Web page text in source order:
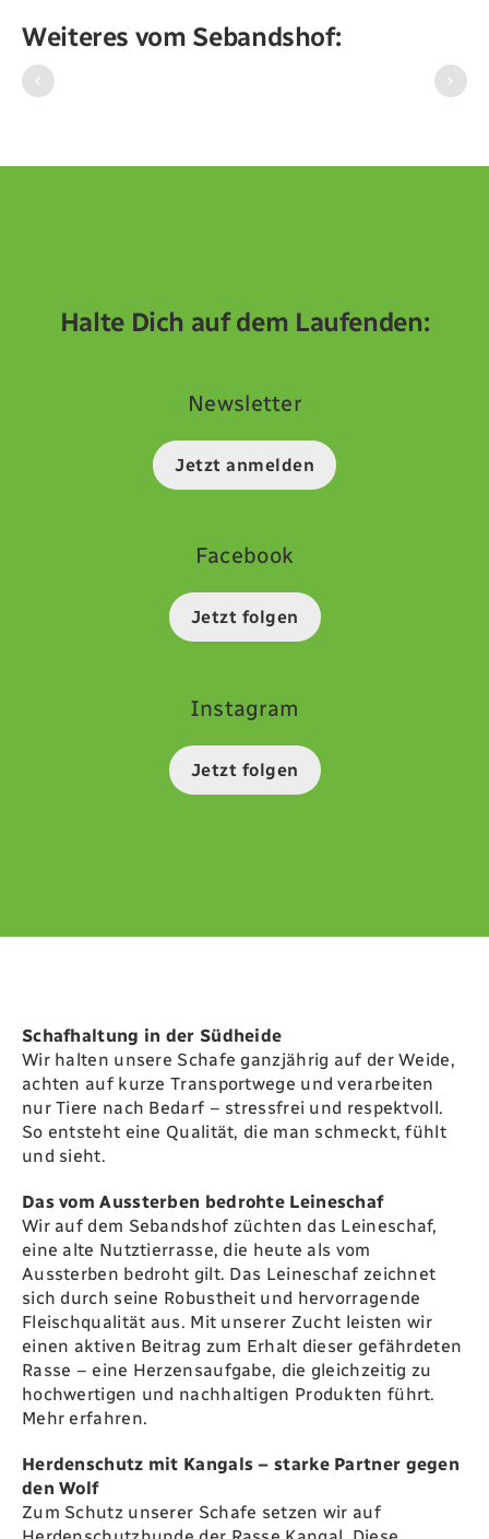
Jetzt anmelden
Jetzt folgen
Jetzt folgen
Wir halten unsere Schafe ganzjährig auf der Weide,
achten auf kurze Transportwege und verarbeiten
nur Tiere nach Bedarf – stressfrei und respektvoll.
So entsteht eine Qualität, die man schmeckt, fühlt
und sieht.
Wir auf dem Sebandshof züchten das Leineschaf,
eine alte Nutztierrasse, die heute als vom
Aussterben bedroht gilt. Das Leineschaf zeichnet
sich durch seine Robustheit und hervorragende
Fleischqualität aus. Mit unserer Zucht leisten wir
einen aktiven Beitrag zum Erhalt dieser gefährdeten
Rasse – eine Herzensaufgabe, die gleichzeitig zu
hochwertigen und nachhaltigen Produkten führt.
Mehr erfahren.
den Wolf
Zum Schutz unserer Schafe setzen wir auf
Herdenschutzhunde der Rasse Kangal. Diese